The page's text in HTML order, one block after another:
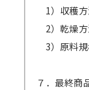
1）収穫
2）乾燥
3）原料
７．最終商